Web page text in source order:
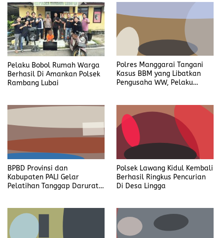
Apa?
Pelaku Bobol Rumah Warga
Berhasil Di Amankan Polsek
Rambang Lubai
Polres Manggarai Tangani
Kasus BBM yang Libatkan
Pengusaha WW, Pelaku
BPBD Provinsi dan
Kabupaten PALI Gelar
Pelatihan Tanggap Darurat
Polsek Lawang Kidul Kembali
Berhasil Ringkus Pencurian
Di Desa Lingga